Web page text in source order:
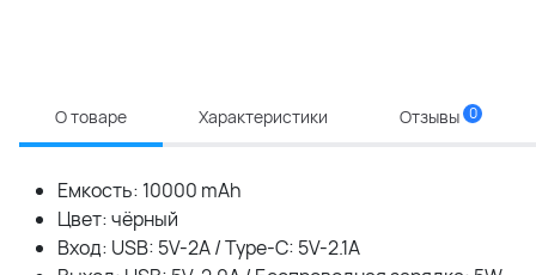
О товаре Характеристики Отзывы 0
Емкость: 10000 mAh
Цвет: чёрный
Вход: USB: 5V-2A / Type-C: 5V-2.1A